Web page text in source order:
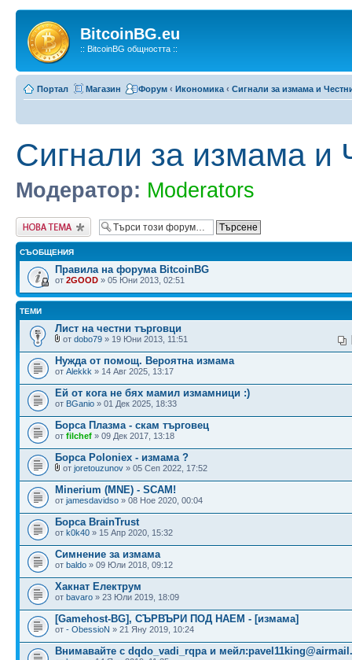
BitcoinBG.eu
:: BitcoinBG общността ::
Портал Магазин Форум ‹ Икономика ‹ Сигнали за измама и
Сигнали за измама и
Модератор: Moderators
Публикувай нова
тема
СЪОБЩЕНИЯ
Правила на форума BitcoinBG
от 2GOOD » 05 Юни 2013, 02:51
ТЕМИ
Лист на честни търговци
от dobo79 » 19 Юни 2013, 11:51
Нужда от помощ. Вероятна измама
от Alekkk » 14 Авг 2025, 13:17
Ей от кога не бях мамил измамници :)
от BGanio » 01 Дек 2025, 18:33
Борса Плазма - скам търговец
от filchef » 09 Дек 2017, 13:18
Борса Poloniex - измама ?
от joretouzunov » 05 Сеп 2022, 17:52
Minerium (MNE) - SCAM!
от jamesdavidso » 08 Ное 2020, 00:04
Борса BrainTrust
от k0k40 » 15 Апр 2020, 15:32
Симнение за измама
от baldo » 09 Юли 2018, 09:12
Хакнат Електрум
от bavaro » 23 Юли 2019, 18:09
[Gamehost-BG], СЪРВЪРИ ПОД НАЕМ - [измама]
от - ObessioN » 21 Яну 2019, 10:24
Внимавайте с dqdo_vadi_rqpa и мейл: